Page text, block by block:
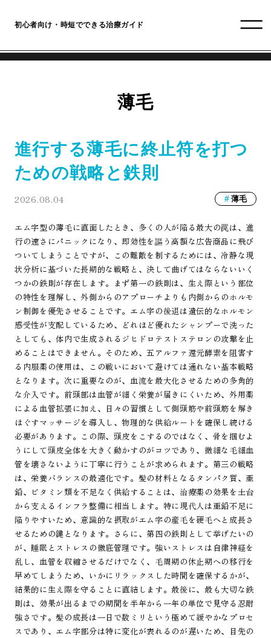
初心者向け・時短でできる治療ガイド
薄毛
進行する薄毛に終止符を打つ
ための戦略と鉄則
2026.08.04 薄毛
エム字型の薄毛に直面したとき、多くの人が陥る最大の罠は、進
行の速さにパニックになり、即効性を謳う高額な広告商品に飛び
ついてしまうことですが、この難敵を制するためには、冷静な現
状分析に基づいた長期的な戦略と、決して曲げてはならないいく
つかの鉄則が存在します。まず第一の鉄則は、生え際という部位
の特性を理解し、外側からのアプローチよりも内側からのホルモ
ン制御を優先させることです。エム字の後退は遺伝的なホルモン
感受性が支配しているため、どれほど優れたシャンプーで洗った
としても、体内で生成されるジヒドロテストステロンの攻撃を止
めることはできません。そのため、五アルファ還元酵素を阻害す
る内服薬の使用は、この戦いにおいて避けては通れない基本戦略
となります。次に重要なのが、血流を最大化させるための多角的
な介入です。前頭部は血管が細く栄養が届きにくいため、外用薬
による血管拡張に加え、日々の習慣として側頭筋や前頭筋を解き
ほぐすマッサージを導入し、物理的な供給ルートを確保し続ける
必要があります。この際、頭皮をこするのではなく、骨を掴むよ
うにして頭皮全体を大きく動かすのがコツであり、微細な毛細血
管を壊さないように丁寧に行うことが求められます。第三の戦略
は、栄養バランスの最適化です。髪の材料となるタンパク質、亜
鉛、ビタミン類を不足なく供給することは、治療薬の効果を土台
から支えるインフラ整備に相当します。特に現代人は亜鉛不足に
陥りやすいため、意識的な摂取がエム字の産毛を硬毛へと成長さ
せるための鍵となります。さらに、第四の鉄則として挙げたいの
が、睡眠とストレスの徹底管理です。強いストレスは自律神経を
乱し、血管を収縮させるだけでなく、毛周期の休止期への移行を
早めてしまうため、いかにリラックスした時間を確保するかが、
結果的に生え際を守ることに直結します。最後に、最も大切な鉄
則は、効果が出るまでの期間を半年から一年の単位で見守る忍耐
強さです。髪の成長は一日で数ミリという極めて緩やかなプロセ
スであり、エム字部分は特に変化が表れるのが遅いため、目先の